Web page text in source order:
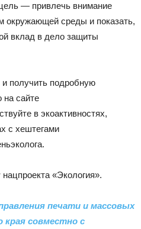
— привлечь внимание
окружающей среды и показать,
вклад в дело защиты
получить подробную
сайте
в экоактивностях,
с хештегами
«Экология».
печати и массовых
края совместно с